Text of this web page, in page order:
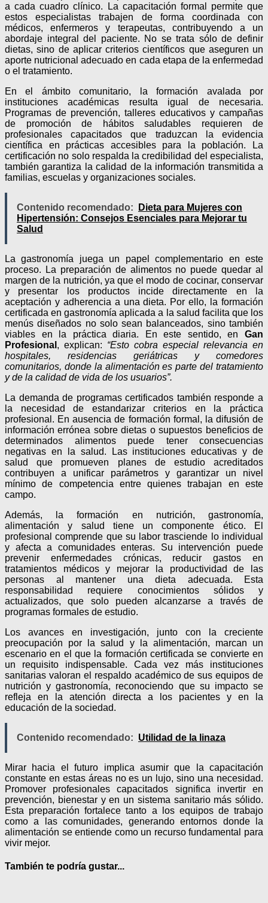
a cada cuadro clínico. La capacitación formal permite que
estos especialistas trabajen de forma coordinada con
médicos, enfermeros y terapeutas, contribuyendo a un
abordaje integral del paciente. No se trata sólo de definir
dietas, sino de aplicar criterios científicos que aseguren un
aporte nutricional adecuado en cada etapa de la enfermedad
o el tratamiento.
En el ámbito comunitario, la formación avalada por
instituciones académicas resulta igual de necesaria.
Programas de prevención, talleres educativos y campañas
de promoción de hábitos saludables requieren de
profesionales capacitados que traduzcan la evidencia
científica en prácticas accesibles para la población. La
certificación no solo respalda la credibilidad del especialista,
también garantiza la calidad de la información transmitida a
familias, escuelas y organizaciones sociales.
Contenido recomendado:
Dieta para Mujeres con
Hipertensión: Consejos Esenciales para Mejorar tu
Salud
La gastronomía juega un papel complementario en este
proceso. La preparación de alimentos no puede quedar al
margen de la nutrición, ya que el modo de cocinar, conservar
y presentar los productos incide directamente en la
aceptación y adherencia a una dieta. Por ello, la formación
certificada en gastronomía aplicada a la salud facilita que los
menús diseñados no solo sean balanceados, sino también
viables en la práctica diaria. En este sentido, en Gan
Profesional , explican: “Esto cobra especial relevancia en
hospitales, residencias geriátricas y comedores
comunitarios, donde la alimentación es parte del tratamiento
y de la calidad de vida de los usuarios”.
La demanda de programas certificados también responde a
la necesidad de estandarizar criterios en la práctica
profesional. En ausencia de formación formal, la difusión de
información errónea sobre dietas o supuestos beneficios de
determinados alimentos puede tener consecuencias
negativas en la salud. Las instituciones educativas y de
salud que promueven planes de estudio acreditados
contribuyen a unificar parámetros y garantizar un nivel
mínimo de competencia entre quienes trabajan en este
campo.
Además, la formación en nutrición, gastronomía,
alimentación y salud tiene un componente ético. El
profesional comprende que su labor trasciende lo individual
y afecta a comunidades enteras. Su intervención puede
prevenir enfermedades crónicas, reducir gastos en
tratamientos médicos y mejorar la productividad de las
personas al mantener una dieta adecuada. Esta
responsabilidad requiere conocimientos sólidos y
actualizados, que solo pueden alcanzarse a través de
programas formales de estudio.
Los avances en investigación, junto con la creciente
preocupación por la salud y la alimentación, marcan un
escenario en el que la formación certificada se convierte en
un requisito indispensable. Cada vez más instituciones
sanitarias valoran el respaldo académico de sus equipos de
nutrición y gastronomía, reconociendo que su impacto se
refleja en la atención directa a los pacientes y en la
educación de la sociedad.
Contenido recomendado: Utilidad de la linaza
Mirar hacia el futuro implica asumir que la capacitación
constante en estas áreas no es un lujo, sino una necesidad.
Promover profesionales capacitados significa invertir en
prevención, bienestar y en un sistema sanitario más sólido.
Esta preparación fortalece tanto a los equipos de trabajo
como a las comunidades, generando entornos donde la
alimentación se entiende como un recurso fundamental para
vivir mejor.
También te podría gustar...